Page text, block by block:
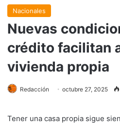
Nacionales
Nuevas
crédito facilitan
vivienda propia
Redacción octubre 27, 2025
Tener una casa propia sigue